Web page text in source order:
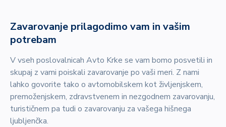
Zavarovanje prilagodimo vam in vašim
potrebam
V vseh poslovalnicah Avto Krke se vam bomo posvetili in
skupaj z vami poiskali zavarovanje po vaši meri. Z nami
lahko govorite tako o avtomobilskem kot življenjskem,
premoženjskem, zdravstvenem in nezgodnem zavarovanju,
turističnem pa tudi o zavarovanju za vašega hišnega
ljubljenčka.